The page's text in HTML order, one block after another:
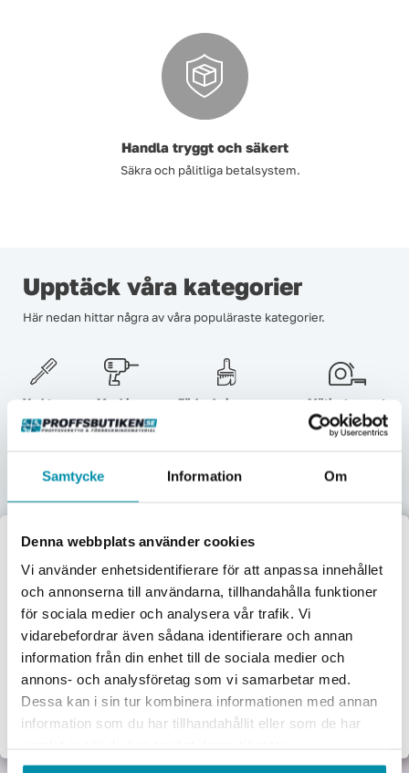
Samtycke Information Om
Denna webbplats använder cookies
Vi använder enhetsidentifierare för att anpassa innehållet
och annonserna till användarna, tillhandahålla funktioner
för sociala medier och analysera vår trafik. Vi
vidarebefordrar även sådana identifierare och annan
information från din enhet till de sociala medier och
annons- och analysföretag som vi samarbetar med.
Dessa kan i sin tur kombinera informationen med annan
information som du har tillhandahållit eller som de har
Handla tryggt och säkert
Säkra och pålitliga betalsystem.
Upptäck våra kategorier
Här nedan hittar några av våra populäraste kategorier.
Verktyg Maskiner Förbrukningsvaror Mätinstrument
Lås & beslag
Välkommen till
Proffsbutiken
Jag handlar som:
Företag
Exkl. moms
Privat
Inkl. moms